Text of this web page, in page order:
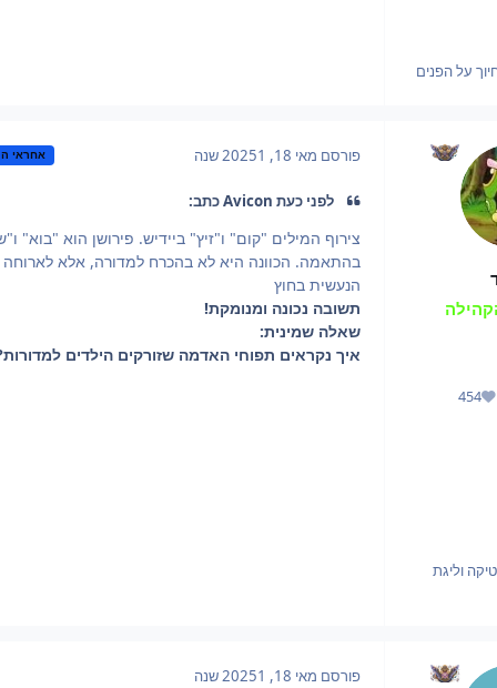
על הפנים
454
מוניטין
וליגת
פורסם מאי 18, 2025 1 שנה אחראי
לפני כעת Avicon כתב:
צירוף המילים "קום" ו"זיץ" ביידיש. פירושן הוא "בוא"
בהתאמה. הכוונה היא לא בהכרח למדורה, אלא לארוחה
הנעשית בחוץ
תשובה נכונה ומנומקת!
שאלה שמינית:
איך נקראים תפוחי האדמה שזורקים הילדים
פורסם מאי 18, 2025 1 שנה